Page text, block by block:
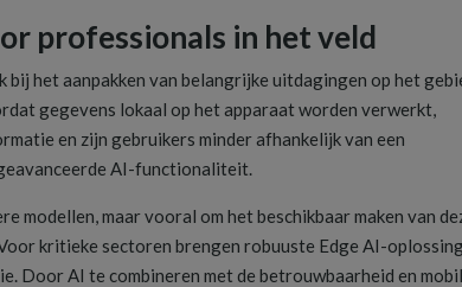
professionals in het veld
het aanpakken van belangrijke uitdagingen op het
gegevens lokaal op het apparaat worden verwerkt,
en zijn gebruikers minder afhankelijk van een
AI-functionaliteit.
modellen, maar vooral om het beschikbaar maken van
kritieke sectoren brengen robuuste Edge AI-
AI te combineren met de betrouwbaarheid en